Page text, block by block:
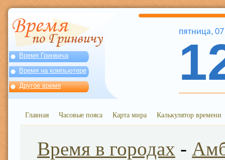
Время Гринвича
Время на компьютере
Другое время
пятница, 07
Главная Часовые пояса Карта мира Калькулятор времени
Время в городах -